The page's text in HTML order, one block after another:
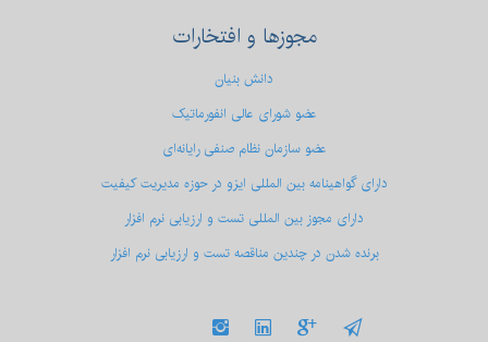
مجوزها و افتخارات
دانش بنیان
عضو شورای عالی انفورماتیک
عضو سازمان نظام صنفی رایانه‌ای
دارای گواهینامه بین المللی ایزو در حوزه مدیریت کیفیت
دارای مجوز بین المللی تست و ارزیابی نرم افزار
برنده شدن در چندین مناقصه تست و ارزیابی نرم افزار